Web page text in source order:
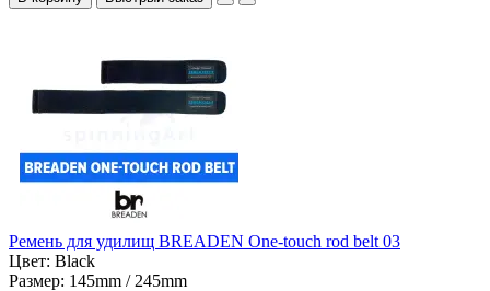
Ремень для удилищ BREADEN One-touch rod belt 03
Цвет: Black
Размер: 145mm / 245mm